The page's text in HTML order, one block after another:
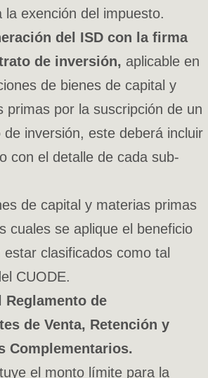
la exención del impuesto.
del ISD con la firma
de inversión, aplicable en
de bienes de capital y
primas por la suscripción de un
de inversión, este deberá incluir
con el detalle de cada sub-
de capital y materias primas
cuales se aplique el beneficio
estar clasificados como tal
CUODE.
Reglamento de
de Venta, Retención y
Complementarios.
el monto límite para la